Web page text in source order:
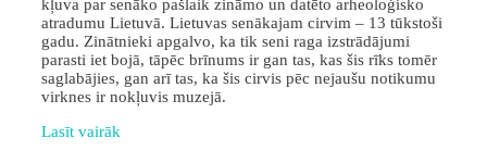
kļuva par senāko pašlaik zināmo un datēto arheoloģisko
atradumu Lietuvā. Lietuvas senākajam cirvim – 13 tūkstoši
gadu. Zinātnieki apgalvo, ka tik seni raga izstrādājumi
parasti iet bojā, tāpēc brīnums ir gan tas, kas šis rīks tomēr
saglabājies, gan arī tas, ka šis cirvis pēc nejaušu notikumu
virknes ir nokļuvis muzejā.
Lasīt vairāk